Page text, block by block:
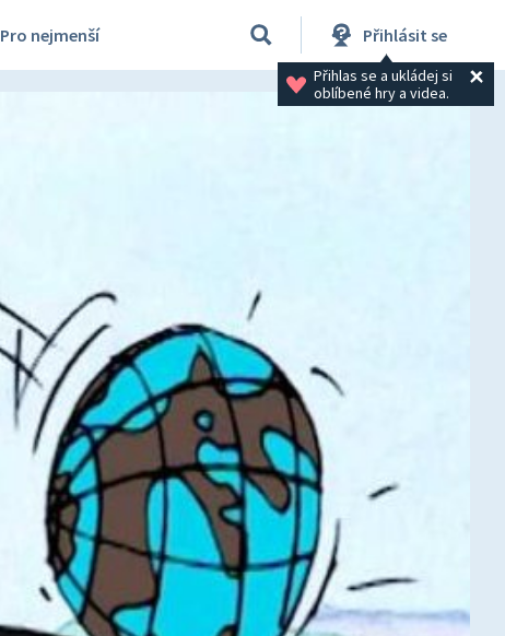
Pro nejmenší Přihlásit se
Přihlas se a ukládej si
oblíbené hry a videa.